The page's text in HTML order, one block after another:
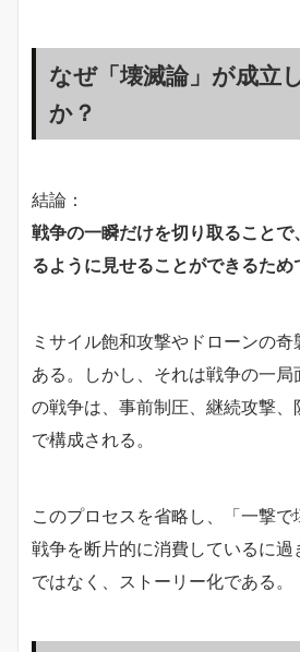
なぜ「壊滅論」が成立
か？
結論：
戦争の一瞬だけを切り取ること
るように見せることができるため
ミサイル飽和攻撃やドローンの
ある。しかし、それは戦争の一
の戦争は、事前制圧、継続攻撃
で構成される。
このプロセスを省略し、「一撃で
戦争を断片的に消費しているに
ではなく、ストーリー化である。